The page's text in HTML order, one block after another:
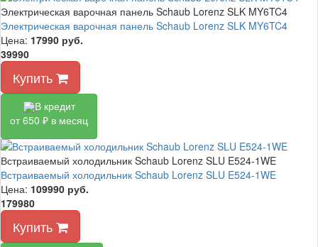
Электрическая варочная панель Schaub Lorenz SLK MY6TC4
Электрическая варочная панель Schaub Lorenz SLK MY6TC4
Цена: 17990 руб.
39990
Купить
В кредит
от 650 ₽ в месяц
Встраиваемый холодильник Schaub Lorenz SLU E524-1WE
Встраиваемый холодильник Schaub Lorenz SLU E524-1WE
Цена: 109990 руб.
179980
Купить